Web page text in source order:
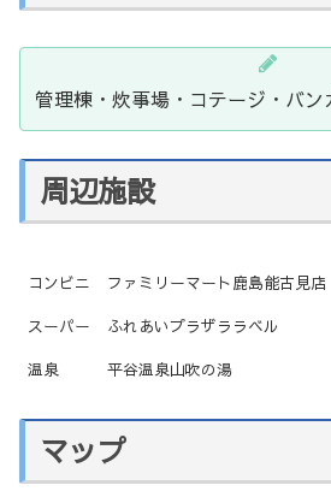
管理棟・炊事場・コテージ・バ
周辺施設
コンビニ ファミリーマート鹿島能古見店
スーパー ふれあいプラザララベル
温泉 平谷温泉山吹の湯
マップ